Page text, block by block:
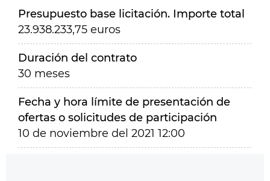
Presupuesto base licitación. Importe total
23.938.233,75 euros
Duración del contrato
30 meses
Fecha y hora límite de presentación de
ofertas o solicitudes de participación
10 de noviembre del 2021 12:00